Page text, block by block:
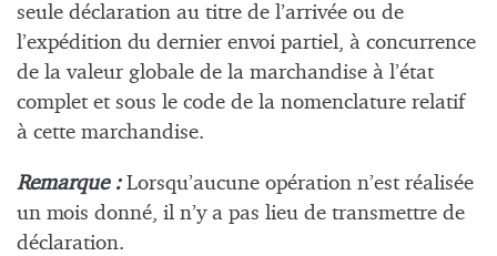
seule déclaration au titre de l’arrivée ou de
l’expédition du dernier envoi partiel, à concurrence
de la valeur globale de la marchandise à l’état
complet et sous le code de la nomenclature relatif
à cette marchandise.
Remarque :Lorsqu’aucune opération n’est réalisée
un mois donné, il n’y a pas lieu de transmettre de
déclaration.